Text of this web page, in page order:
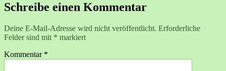
Schreibe einen Kommentar
Deine E-Mail-Adresse wird nicht veröffentlicht. Erforderliche
Felder sind mit * markiert
Kommentar *